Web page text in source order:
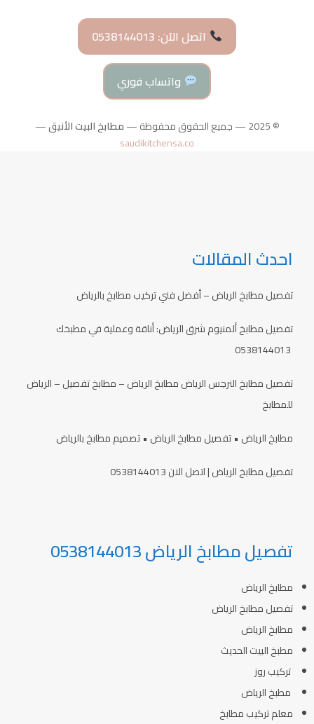
اتصل الآن: 0538144013
واتساب فوري
© 2025 — جميع الحقوق محفوظة — مطابخ البيت الأنيق—
saudikitchensa.co
احدث المقالات
تفصيل مطابخ الرياض – أفضل فني تركيب مطابخ بالرياض
تفصيل مطابخ ألمنيوم شرق الرياض: أناقة وعملية في مطبخك
تفصيل مطابخ النرجس الرياض مطابخ الرياض – مطابخ تفصيل – الرياض
للمطابخ
مطابخ الرياض • تفصيل مطابخ الرياض • تصميم مطابخ بالرياض
تفصيل مطابخ الرياض | اتصل الان 0538144013
تفصيل مطابخ الرياض 0538144013
مطابخ الرياض
تفصيل مطابخ الرياض
مطابخ الرياض
مطبخ البيت الحديث
تركيب روز
مطبخ الرياض
معلم تركيب مطابخ